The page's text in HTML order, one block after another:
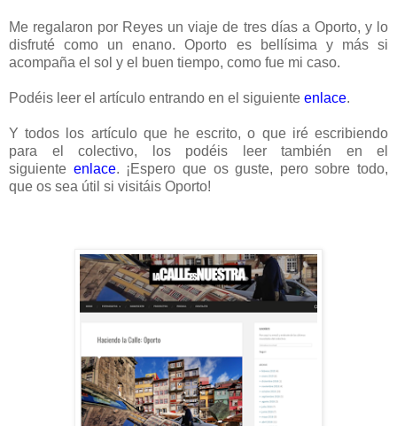
Me regalaron por Reyes un viaje de tres días a Oporto, y lo
disfruté como un enano. Oporto es bellísima y más si
acompaña el sol y el buen tiempo, como fue mi caso.
Podéis leer el artículo entrando en el siguiente enlace.
Y todos los artículo que he escrito, o que iré escribiendo
para el colectivo, los podéis leer también en el
siguiente enlace. ¡Espero que os guste, pero sobre todo,
que os sea útil si visitáis Oporto!